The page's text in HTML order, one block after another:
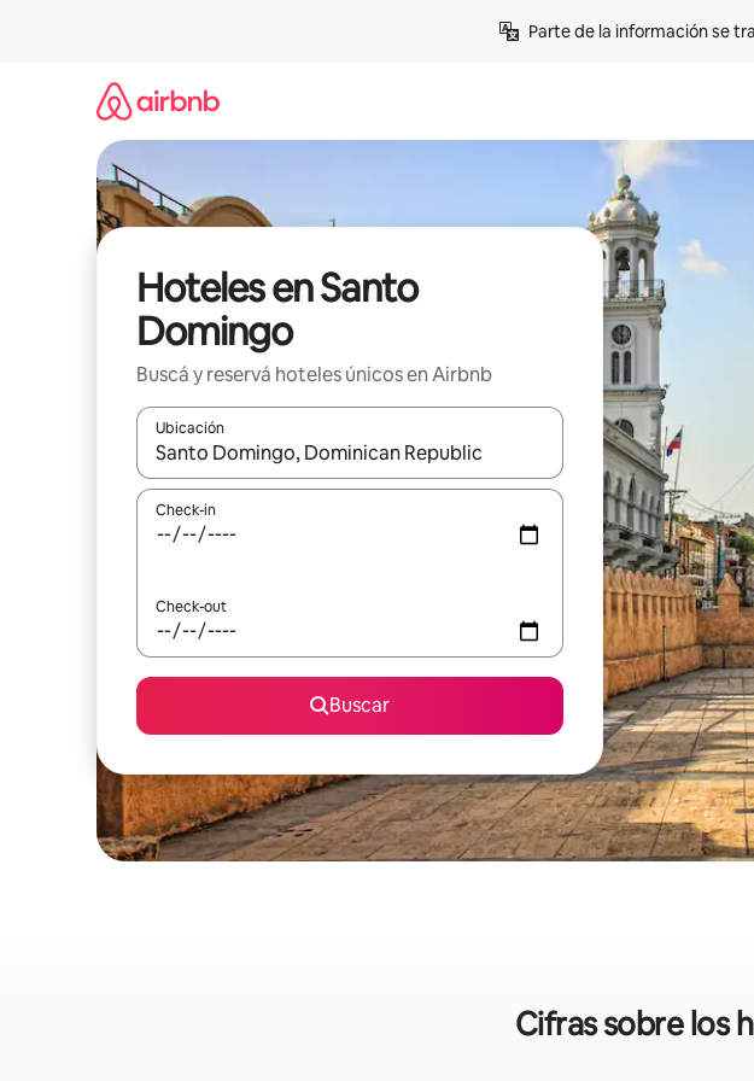
Parte de la información se
Hoteles en Santo
Domingo
Buscá y reservá hoteles únicos en Airbnb
Ubicación
Cuando los resultados estén disponibles, navegá con las teclas de flecha
Check-in
Check-out
Buscar
Cifras sobre los